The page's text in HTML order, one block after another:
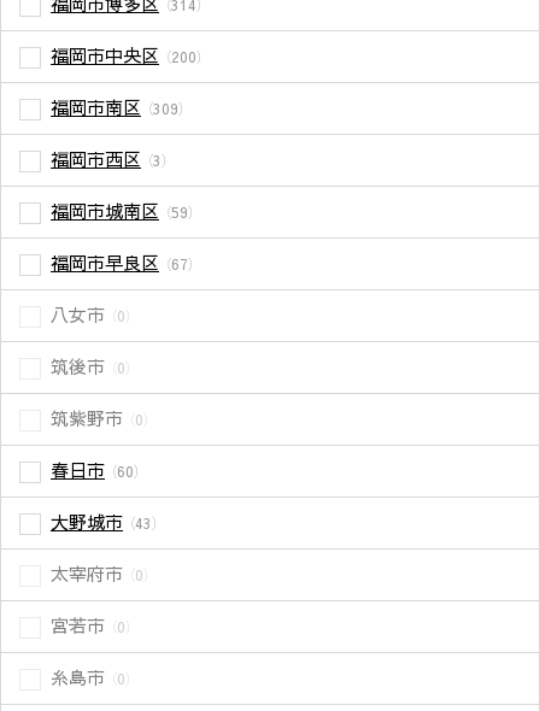
（314）
福岡市中央区 （200）
福岡市南区 （309）
福岡市西区 （3）
福岡市城南区 （59）
福岡市早良区 （67）
八女市 （0）
筑後市 （0）
筑紫野市 （0）
春日市 （60）
大野城市 （43）
太宰府市 （0）
宮若市 （0）
糸島市 （0）